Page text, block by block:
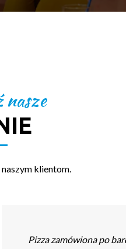
klientom.
Pizza zamówiona po